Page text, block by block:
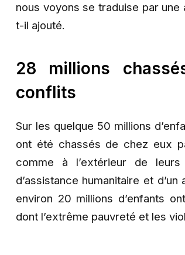
nous voyons se traduise par
t-il ajouté.
28 millions
conflits
Sur les quelque 50 millions
ont été chassés de chez eux
comme à l’extérieur de
d’assistance humanitaire et
environ 20 millions d’enfants
dont l’extrême pauvreté et les